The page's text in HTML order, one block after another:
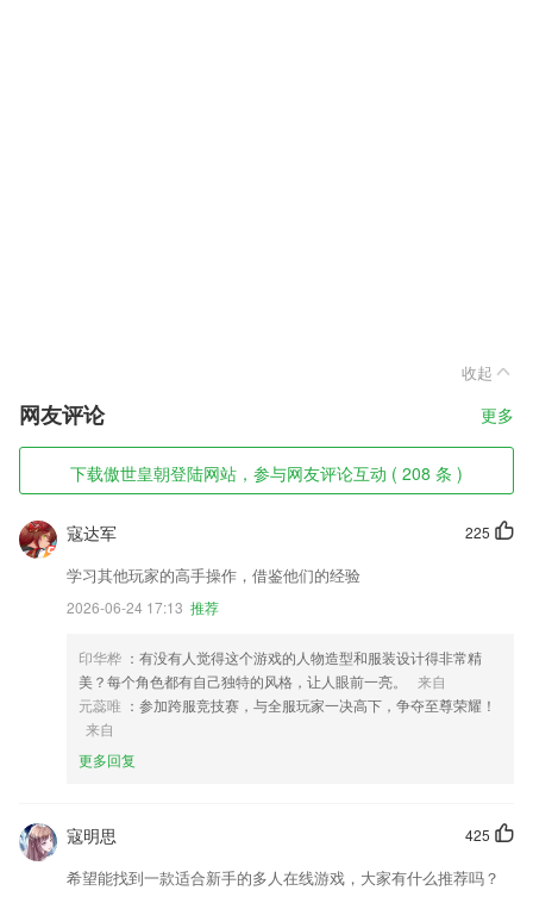
收起
网友评论 更多
下载傲世皇朝登陆网站，参与网友评论互动 ( 208 条 )
225
寇达军
学习其他玩家的高手操作，借鉴他们的经验
2026-06-24 17:13 推荐
印华桦 ：有没有人觉得这个游戏的人物造型和服装设计得非常精
美？每个角色都有自己独特的风格，让人眼前一亮。
来自
元蕊唯 ：参加跨服竞技赛，与全服玩家一决高下，争夺至尊荣耀！
来自
更多回复
425
寇明思
希望能找到一款适合新手的多人在线游戏，大家有什么推荐吗？